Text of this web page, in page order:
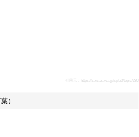
引用元： https://zawazawa.jp/spla3/topic/280
）